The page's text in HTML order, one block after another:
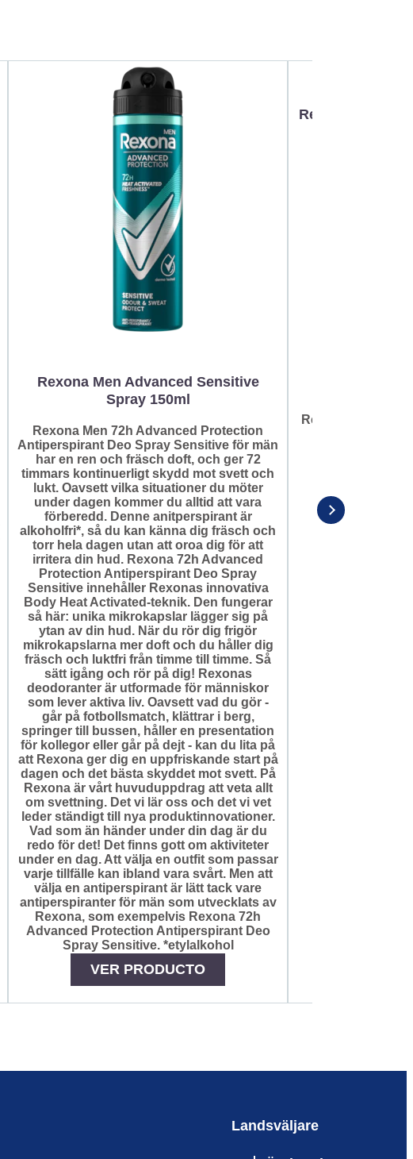
Rexona Men Advanced Sensitive
Spray 150ml
Rexona Men 72h Advanced Protection
Antiperspirant Deo Spray Sensitive för män
har en ren och fräsch doft, och ger 72
timmars kontinuerligt skydd mot svett och
lukt. Oavsett vilka situationer du möter
under dagen kommer du alltid att vara
förberedd. Denne anitperspirant är
alkoholfri*, så du kan känna dig fräsch och
torr hela dagen utan att oroa dig för att
irritera din hud. Rexona 72h Advanced
Protection Antiperspirant Deo Spray
Sensitive innehåller Rexonas innovativa
Body Heat Activated-teknik. Den fungerar
så här: unika mikrokapslar lägger sig på
ytan av din hud. När du rör dig frigör
mikrokapslarna mer doft och du håller dig
fräsch och luktfri från timme till timme. Så
sätt igång och rör på dig! Rexonas
deodoranter är utformade för människor
som lever aktiva liv. Oavsett vad du gör -
går på fotbollsmatch, klättrar i berg,
springer till bussen, håller en presentation
för kollegor eller går på dejt - kan du lita på
att Rexona ger dig en uppfriskande start på
dagen och det bästa skyddet mot svett. På
Rexona är vårt huvuduppdrag att veta allt
om svettning. Det vi lär oss och det vi vet
leder ständigt till nya produktinnovationer.
Vad som än händer under din dag är du
redo för det! Det finns gott om aktiviteter
under en dag. Att välja en outfit som passar
varje tillfälle kan ibland vara svårt. Men att
välja en antiperspirant är lätt tack vare
antiperspiranter för män som utvecklats av
Rexona, som exempelvis Rexona 72h
Advanced Protection Antiperspirant Deo
Spray Sensitive. *etylalkohol
VER PRODUCTO
Rexona for Men
Rexona Deo Max
Landsväljare